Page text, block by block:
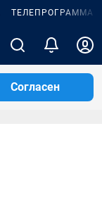
ТЕЛЕПРОГРАММА
Согласен